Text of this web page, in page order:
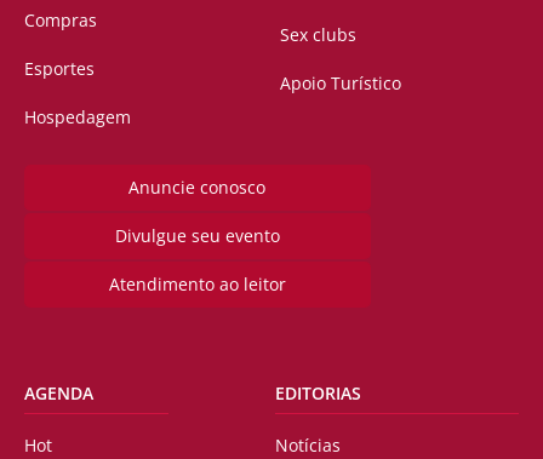
Compras
Esportes
Hospedagem
Sex clubs
Apoio Turístico
Anuncie conosco
Divulgue seu evento
Atendimento ao leitor
AGENDA
Hot
EDITORIAS
Notícias